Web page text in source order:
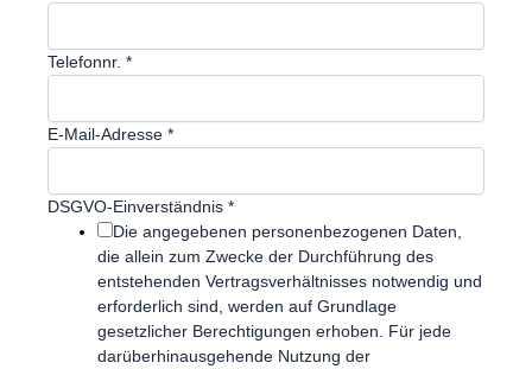
Telefonnr. *
E-Mail-Adresse *
DSGVO-Einverständnis *
Die angegebenen personenbezogenen Daten,
die allein zum Zwecke der Durchführung des
entstehenden Vertragsverhältnisses notwendig und
erforderlich sind, werden auf Grundlage
gesetzlicher Berechtigungen erhoben. Für jede
darüberhinausgehende Nutzung der